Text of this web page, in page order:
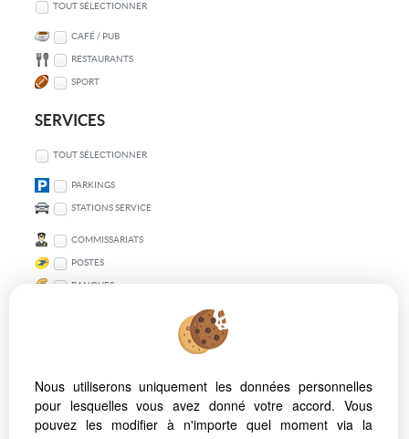
TOUT SÉLECTIONNER
CAFÉ / PUB
RESTAURANTS
SPORT
SERVICES
TOUT SÉLECTIONNER
PARKINGS
STATIONS SERVICE
COMMISSARIATS
POSTES
BANQUES
TRANSPORT EN COMMUN
VÉLO
MÉTRO
Nous utiliserons uniquement les données personnelles
pour lesquelles vous avez donné votre accord. Vous
pouvez les modifier à n'importe quel moment via la